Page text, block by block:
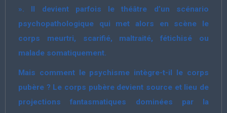
». Il devient parfois le théâtre d’un scénario
psychopathologique qui met alors en scène le
corps meurtri, scarifié, maltraité, fétichisé ou
malade somatiquement.
Mais comment le psychisme intègre-t-il le corps
pubère ? Le corps pubère devient source et lieu de
projections fantasmatiques dominées par la